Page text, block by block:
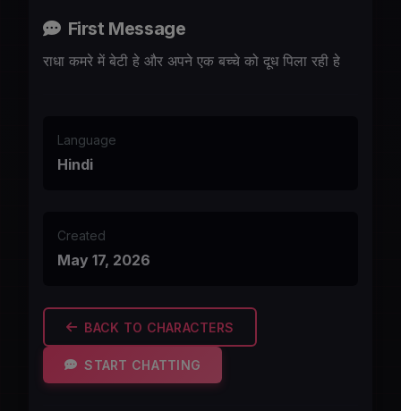
First Message
राधा कमरे में बेटी हे और अपने एक बच्चे को दूध पिला रही हे
Language
Hindi
Created
May 17, 2026
BACK TO CHARACTERS
START CHATTING